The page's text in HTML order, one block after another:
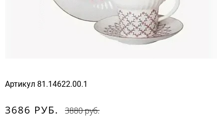
Артикул 81.14622.00.1
3686 РУБ. 3880 руб.